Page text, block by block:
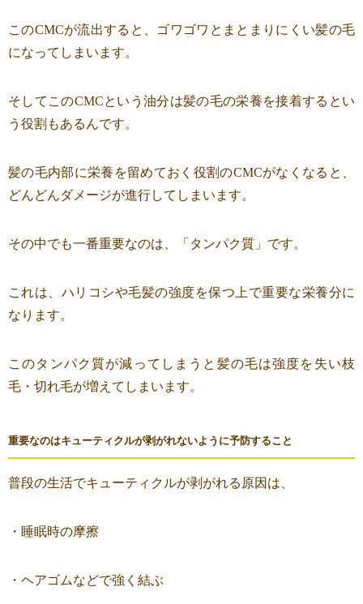
このCMCが流出すると、ゴワゴワとまとまりにくい髪の毛
になってしまいます。
そしてこのCMCという油分は髪の毛の栄養を接着するとい
う役割もあるんです。
髪の毛内部に栄養を留めておく役割のCMCがなくなると、
どんどんダメージが進行してしまいます。
その中でも一番重要なのは、「タンパク質」です。
これは、ハリコシや毛髪の強度を保つ上で重要な栄養分に
なります。
このタンパク質が減ってしまうと髪の毛は強度を失い枝
毛・切れ毛が増えてしまいます。
重要なのはキューティクルが剥がれないように予防すること
普段の生活でキューティクルが剥がれる原因は、
・睡眠時の摩擦
・ヘアゴムなどで強く結ぶ